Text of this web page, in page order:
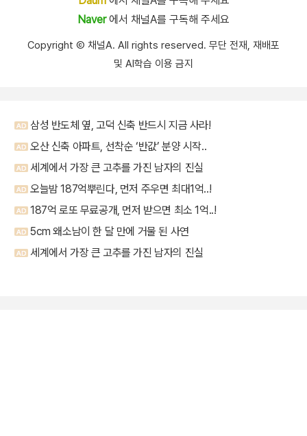
Naver에서 채널A를 구독해 주세요
Copyright Ⓒ 채널A. All rights reserved. 무단 전재, 재배포
및 AI학습 이용 금지